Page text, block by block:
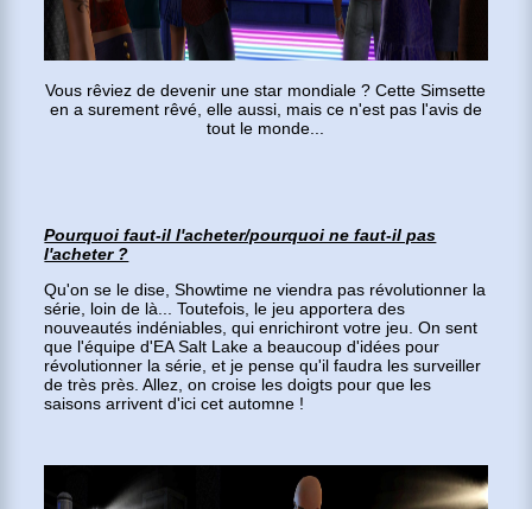
Vous rêviez de devenir une star mondiale ? Cette Simsette
en a surement rêvé, elle aussi, mais ce n'est pas l'avis de
tout le monde...
Pourquoi faut-il l'acheter/pourquoi ne faut-il pas
l'acheter ?
Qu'on se le dise, Showtime ne viendra pas révolutionner la
série, loin de là... Toutefois, le jeu apportera des
nouveautés indéniables, qui enrichiront votre jeu. On sent
que l'équipe d'EA Salt Lake a beaucoup d'idées pour
révolutionner la série, et je pense qu'il faudra les surveiller
de très près. Allez, on croise les doigts pour que les
saisons arrivent d'ici cet automne !